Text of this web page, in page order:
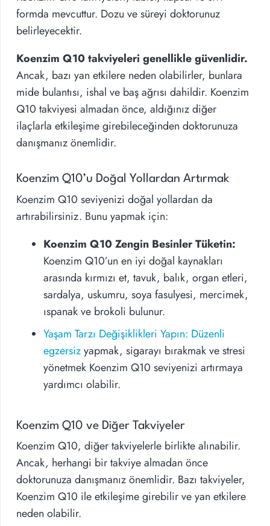
formda mevcuttur. Dozu ve süreyi doktorunuz
belirleyecektir.
Koenzim Q10 takviyeleri genellikle güvenlidir.
Ancak, bazı yan etkilere neden olabilirler, bunlara
mide bulantısı, ishal ve baş ağrısı dahildir. Koenzim
Q10 takviyesi almadan önce, aldığınız diğer
ilaçlarla etkileşime girebileceğinden doktorunuza
danışmanız önemlidir.
Koenzim Q10’u Doğal Yollardan Artırmak
Koenzim Q10 seviyenizi doğal yollardan da
artırabilirsiniz. Bunu yapmak için:
Koenzim Q10 Zengin Besinler Tüketin:
Koenzim Q10’un en iyi doğal kaynakları
arasında kırmızı et, tavuk, balık, organ etleri,
sardalya, uskumru, soya fasulyesi, mercimek,
ıspanak ve brokoli bulunur.
Yaşam Tarzı Değişiklikleri Yapın: Düzenli
egzersizyapmak, sigarayı bırakmak ve stresi
yönetmek Koenzim Q10 seviyenizi artırmaya
yardımcı olabilir.
Koenzim Q10 ve Diğer Takviyeler
Koenzim Q10, diğer takviyelerle birlikte alınabilir.
Ancak, herhangi bir takviye almadan önce
doktorunuza danışmanız önemlidir. Bazı takviyeler,
Koenzim Q10 ile etkileşime girebilir ve yan etkilere
neden olabilir.